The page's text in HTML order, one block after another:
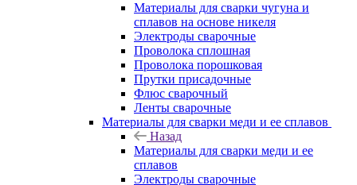
Материалы для сварки чугуна и
сплавов на основе никеля
Электроды сварочные
Проволока сплошная
Проволока порошковая
Прутки присадочные
Флюс сварочный
Ленты сварочные
Материалы для сварки меди и ее сплавов
Назад
Материалы для сварки меди и ее
сплавов
Электроды сварочные